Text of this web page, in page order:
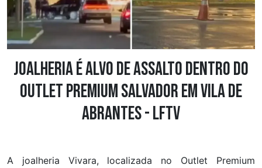
Joalheria é alvo de assalto dentro do
Outlet Premium Salvador em Vila de
Abrantes - LFTV
A joalheria Vivara, localizada no Outlet Premium